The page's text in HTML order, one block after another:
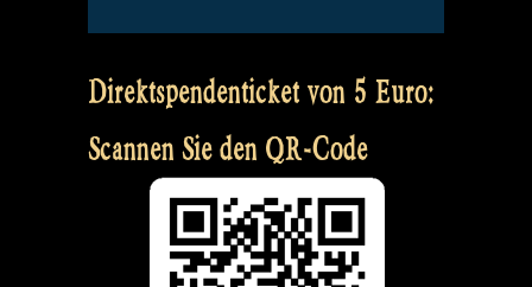
Direktspendenticket von 5 Euro:
Scannen Sie den QR-Code